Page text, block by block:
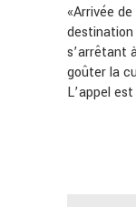
«Arrivée
destination
s’arrêtant
goûter la
L’appel